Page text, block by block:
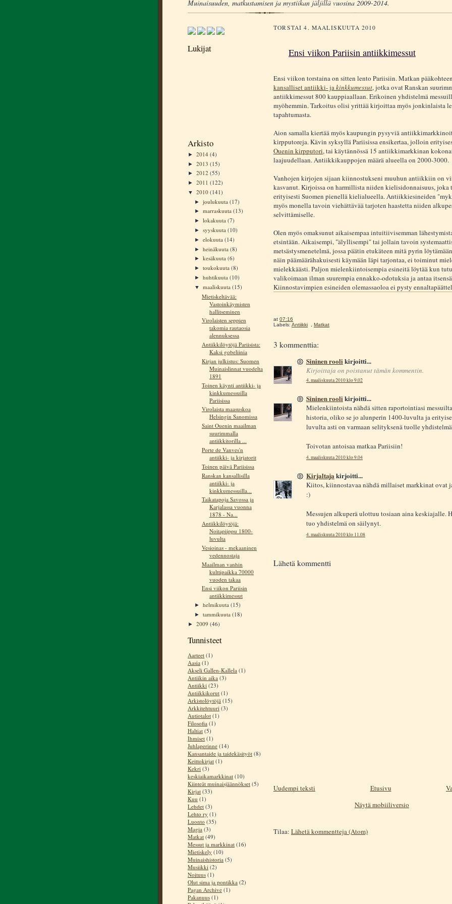
Muinaisuuden, matkustamisen ja mystiikan jäljillä vuosina 2009-2014.
Lukijat
Arkisto
► 2014 (4)
► 2013 (15)
► 2012 (55)
► 2011 (122)
▼ 2010 (141)
►joulukuuta(17)
►marraskuuta(13)
►lokakuuta(7)
►syyskuuta(10)
►elokuuta(14)
►heinäkuuta(8)
►kesäkuuta(6)
►toukokuuta(8)
►huhtikuuta(10)
▼maaliskuuta(15)
Mietiskeltävää:
Vastoinkäymisten
hallitseminen
Virolaisten seppien
takomia rautaosia
alennuksessa
Antiikkilöytöjä Pariisista:
Kaksi gobeliinia
Kirjan julkistus: Suomen
Muinaislinnat vuodelta
1891
Toinen käynti antiikki- ja
kinkkumessuilla
Pariisissa
Virolaista maasuskoa
Helsingin Sanomissa
Saint Ouenin maailman
suurimmalla
antiikkitorilla ...
Porte de Vanves'n
antiikki- ja kirjatorit
Toinen päivä Pariisissa
Ranskan kansallisilla
antiikki- ja
kinkkumessuilla...
Taikatapoja Savossa ja
Karjalassa vuonna
1878 - Na...
Antiikkilöytöjä:
Noitapiippu 1800-
luvulta
Vesioinas - mekaaninen
vedennostaja
Maailman vanhin
kulttipaikka 70000
vuoden takaa
Ensi viikon Pariisin
antiikkimessut
►helmikuuta(15)
►tammikuuta(18)
► 2009 (46)
Tunnisteet
Aarteet (1)
Aasia (1)
Akseli Gallen-Kallela (1)
Antiikin aika (3)
Antiikki (23)
Antiikkikorut (1)
Arkistolöytöjä (15)
Arkkitehtuuri (3)
Autiotalot (1)
Filosofia (1)
Haltiat (5)
Ihmiset (1)
Juhlaperinne (14)
Kansantaide ja taidekäsityöt (8)
Keittokirjat (1)
Kekri (3)
keskiaikamarkkinat (10)
Kiinteät muinaisjäännökset (5)
Kirjat (33)
Kuu (1)
Lehdet (3)
Lehto ry (1)
Luonto (35)
Magia (3)
Matkat (49)
Messut ja markkinat (16)
Mietiskely (10)
Muinaishistoria (5)
Musiikki (2)
Noituus (1)
Olut sima ja pontikka (2)
Pagan Archive (1)
Pakanuus (1)
TORSTAI 4. MAALISKUUTA 2010
Ensi viikon Pariisin antiikkimessut
Ensi viikon torstaina on sitten lento Pariisiin. Matkan
kansalliset antiikki- jakinkkumessut, jotka ovat Ranskan
antiikkimessut 800 kauppiaallaan. Erikoinen yhdistelmä
myöhemmin. Tarkoitus olisi yrittää kirjoittaa myös jonkinlaista
tapahtumasta.
Aion samalla kiertää myös kaupungin pysyviä
kirpputoreja. Kävin syksyllä Pariisissa ensikertaa, jolloin
Ouenin kirpputori, tai käytännössä 15 antiikkimarkkinan
laajuudellaan. Antiikkikauppojen määrä alueella on 2000-3000.
Vanhojen kirjojen sijaan kiinnostukseni muuhun antiikkiin on
kasvanut. Kirjoissa on harmillista niiden kielisidonnaisuus, joka
erityisesti Suomen pienellä kielialueella. Antiikkiesineiden
myös monella tavoin viehättävää tarjoten haastetta niiden
selvittämiselle.
Olen myös omaksunut aikaisempaa intuitiivisemman
etsintään. Aikaisempi, "älyllisempi" tai jollain tavoin
metsästysmenetelmä, jossa päätin etukäteen mitä pyrin
näin päämäärähakuisesti käymään läpi tarjontaa, ei toiminut
mielekkäästi. Paljon mielenkiintoisempia esineitä löytää kun
valikoimaan ilman suurempia ennakko-odotuksia ja antaa
Kiinnostavimpien esineiden olemassaoloa ei pysty
at 07:16
Labels: Antiikki Matkat
3 kommenttia:
Sininen rooli kirjoitti...
Kirjoittaja on poistanut tämän kommentin.
4. maaliskuuta 2010 klo 9.02
Sininen rooli kirjoitti...
Mielenkiintoista nähdä sitten raportointiasi
historia, oliko se jo alunperin 1400-luvulta ja
luvulta asti on varmaan selityksenä tuolle
Toivotan antoisaa matkaa Pariisiin!
4. maaliskuuta 2010 klo 9.04
Kirjaltaja kirjoitti...
Kiitos, kiinnostavaa nähdä millaiset markkinat ovat
:)
Messujen alkuperä ulottuu tosiaan aina keskiajalle.
tuo yhdistelmä on säilynyt.
4. maaliskuuta 2010 klo 11.08
Lähetä kommentti
Uudempi teksti
Etusivu
Näytä mobiiliversio
Tilaa: Lähetä kommentteja (Atom)